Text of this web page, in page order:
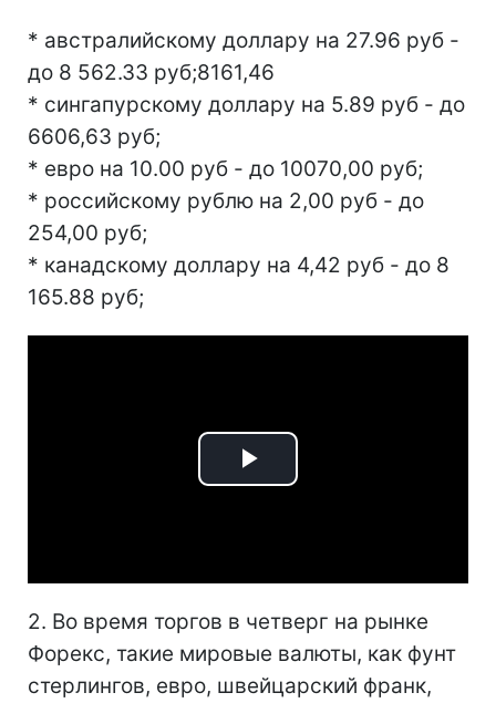
* австралийскому доллару на 27.96 руб -
до 8 562.33 руб;8161,46
* сингапурскому доллару на 5.89 руб - до
6606,63 руб;
* евро на 10.00 руб - до 10070,00 руб;
* российскому рублю на 2,00 руб - до
254,00 руб;
* канадскому доллару на 4,42 руб - до 8
165.88 руб;
Play
2. Во время торгов в четверг на рынке
Форекс, такие мировые валюты, как фунт
стерлингов, евро, швейцарский франк,